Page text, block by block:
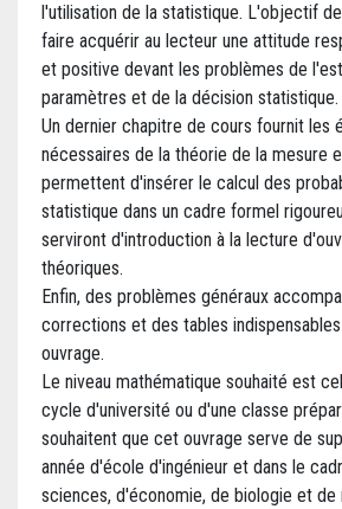
l'utilisation de la statistique. L'objectif
faire acquérir au lecteur une attitude
et positive devant les problèmes de
paramètres et de la décision statistique.
Un dernier chapitre de cours fournit les
nécessaires de la théorie de la mesure
permettent d'insérer le calcul des
statistique dans un cadre formel
serviront d'introduction à la lecture
théoriques.
Enfin, des problèmes généraux
corrections et des tables
ouvrage.
Le niveau mathématique souhaité est
cycle d'université ou d'une classe
souhaitent que cet ouvrage serve de
année d'école d'ingénieur et dans le
sciences, d'économie, de biologie et de